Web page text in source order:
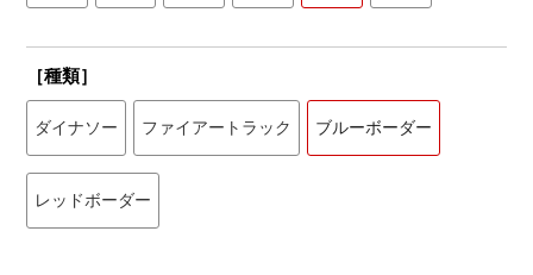
［種類］
ダイナソー ファイアートラック ブルーボーダー
レッドボーダー